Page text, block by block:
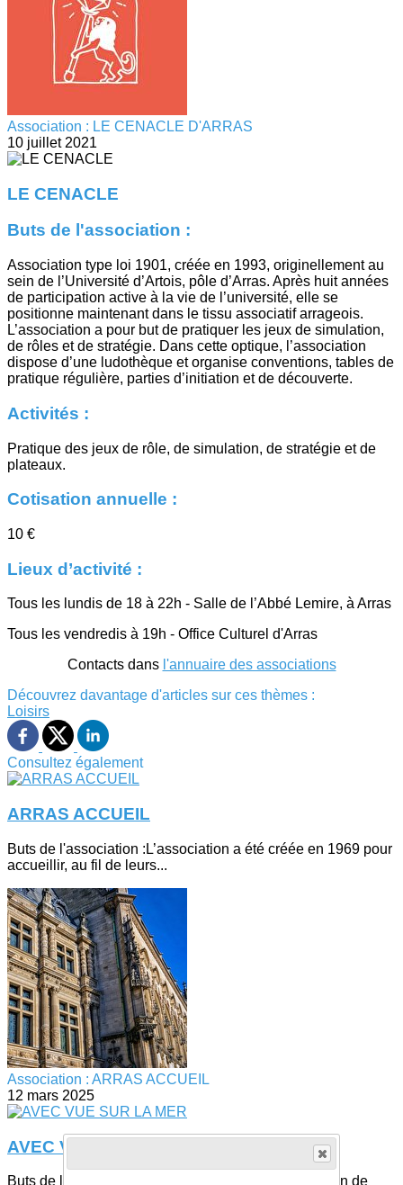
Association : LE CENACLE D'ARRAS
10 juillet 2021
LE CENACLE
Buts de l'association :
Association type loi 1901, créée en 1993, originellement au
sein de l’Université d’Artois, pôle d’Arras. Après huit années
de participation active à la vie de l’université, elle se
positionne maintenant dans le tissu associatif arrageois.
L’association a pour but de pratiquer les jeux de simulation,
de rôles et de stratégie. Dans cette optique, l’association
dispose d’une ludothèque et organise conventions, tables de
pratique régulière, parties d’initiation et de découverte.
Activités :
Pratique des jeux de rôle, de simulation, de stratégie et de
plateaux.
Cotisation annuelle :
10 €
Lieux d’activité :
Tous les lundis de 18 à 22h - Salle de l’Abbé Lemire, à Arras
Tous les vendredis à 19h - Office Culturel d'Arras
Contacts dans l'annuaire des associations
Découvrez davantage d'articles sur ces thèmes :
Loisirs
Consultez également
ARRAS ACCUEIL
Buts de l'association :L’association a été créée en 1969 pour
accueillir, au fil de leurs...
Association : ARRAS ACCUEIL
12 mars 2025
AVEC VUE SUR LA MER
Buts de l'association :La cie a pour objectif la création de